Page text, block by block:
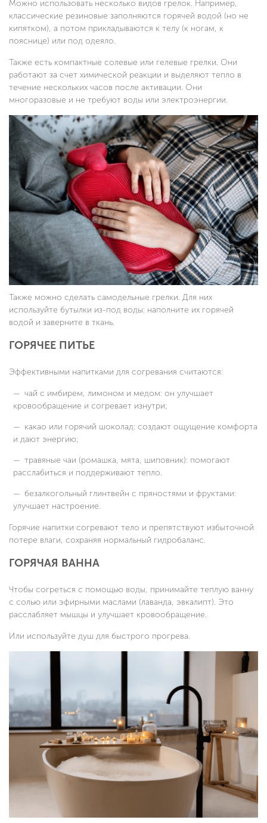
Можно использовать несколько видов грелок. Например,
классические резиновые заполняются горячей водой (но не
кипятком), а потом прикладываются к телу (к ногам, к
пояснице) или под одеяло.
Также есть компактные солевые или гелевые грелки. Они
работают за счет химической реакции и выделяют тепло в
течение нескольких часов после активации. Они
многоразовые и не требуют воды или электроэнергии.
Также можно сделать самодельные грелки. Для них
используйте бутылки из-под воды: наполните их горячей
водой и заверните в ткань.
ГОРЯЧЕЕ ПИТЬЕ
Эффективными напитками для согревания считаются:
чай с имбирем, лимоном и медом: он улучшает
кровообращение и согревает изнутри;
какао или горячий шоколад: создают ощущение комфорта
и дают энергию;
травяные чаи (ромашка, мята, шиповник): помогают
расслабиться и поддерживают тепло.
безалкогольный глинтвейн с пряностями и фруктами:
улучшает настроение.
Горячие напитки согревают тело и препятствуют избыточной
потере влаги, сохраняя нормальный гидробаланс.
ГОРЯЧАЯ ВАННА
Чтобы согреться с помощью воды, принимайте теплую ванну
с солью или эфирными маслами (лаванда, эвкалипт). Это
расслабляет мышцы и улучшает кровообращение.
Или используйте душ для быстрого прогрева.